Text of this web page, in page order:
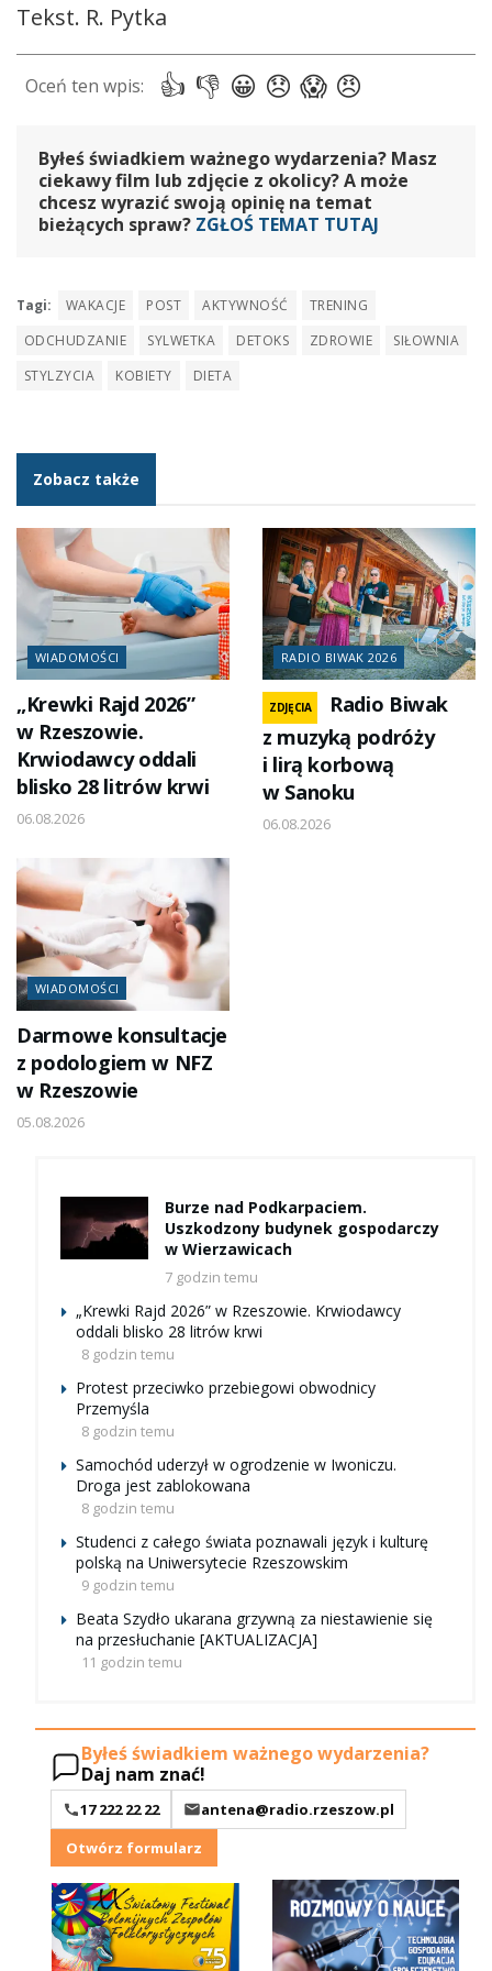
Tekst. R. Pytka
Byłeś świadkiem ważnego wydarzenia? Masz
ciekawy film lub zdjęcie z okolicy? A może
chcesz wyrazić swoją opinię na temat
bieżących spraw? ZGŁOŚ TEMAT TUTAJ
Tagi: WAKACJE POST AKTYWNOŚĆ
TRENING
ODCHUDZANIE
SYLWETKA DETOKS ZDROWIE
SIŁOWNIA
STYLZYCIA
KOBIETY DIETA
Zobacz także
WIADOMOŚCI
„Krewki Rajd 2026”
w Rzeszowie.
Krwiodawcy oddali
blisko 28 litrów krwi
06.08.2026
RADIO BIWAK 2026
ZDJĘCIA
Radio Biwak
z muzyką podróży
i lirą korbową
w Sanoku
06.08.2026
WIADOMOŚCI
Darmowe konsultacje
z podologiem w NFZ
w Rzeszowie
05.08.2026
Burze nad Podkarpaciem.
Uszkodzony budynek gospodarczy
w Wierzawicach
7 godzin temu
„Krewki Rajd 2026” w Rzeszowie. Krwiodawcy
oddali blisko 28 litrów krwi
8 godzin temu
Protest przeciwko przebiegowi obwodnicy
Przemyśla
8 godzin temu
Samochód uderzył w ogrodzenie w Iwoniczu.
Droga jest zablokowana
8 godzin temu
Studenci z całego świata poznawali język i kulturę
polską na Uniwersytecie Rzeszowskim
9 godzin temu
Beata Szydło ukarana grzywną za niestawienie się
na przesłuchanie [AKTUALIZACJA]
11 godzin temu
Byłeś świadkiem ważnego wydarzenia?
Daj nam znać!
17 222 22 22
antena@radio.rzeszow.pl
Otwórz formularz